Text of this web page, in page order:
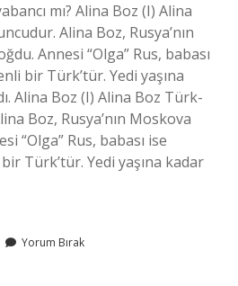
mı? Alina Boz (I) Alina
Alina Boz, Rusya’nın
Annesi “Olga” Rus, babası
bir Türk’tür. Yedi yaşına
Alina Boz (I) Alina Boz Türk-
Boz, Rusya’nın Moskova
“Olga” Rus, babası ise
Türk’tür. Yedi yaşına kadar
Yorum Bırak